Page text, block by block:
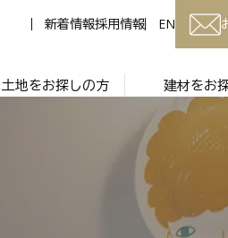
新着情報採用情報 EN
土地をお探しの方 建材をお